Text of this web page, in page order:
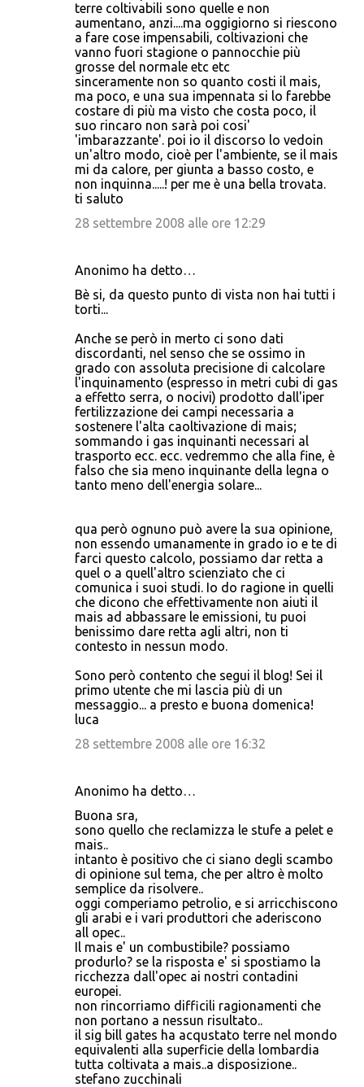
terre coltivabili sono quelle e non
aumentano, anzi....ma oggigiorno si riescono
a fare cose impensabili, coltivazioni che
vanno fuori stagione o pannocchie più
grosse del normale etc etc
sinceramente non so quanto costi il mais,
ma poco, e una sua impennata si lo farebbe
costare di più ma visto che costa poco, il
suo rincaro non sarà poi cosi'
'imbarazzante'. poi io il discorso lo vedoin
un'altro modo, cioè per l'ambiente, se il mais
mi da calore, per giunta a basso costo, e
non inquinna.....! per me è una bella trovata.
ti saluto
28 settembre 2008 alle ore 12:29
Anonimo ha detto…
Bè si, da questo punto di vista non hai tutti i
torti...
Anche se però in merto ci sono dati
discordanti, nel senso che se ossimo in
grado con assoluta precisione di calcolare
l'inquinamento (espresso in metri cubi di gas
a effetto serra, o nocivi) prodotto dall'iper
fertilizzazione dei campi necessaria a
sostenere l'alta caoltivazione di mais;
sommando i gas inquinanti necessari al
trasporto ecc. ecc. vedremmo che alla fine, è
falso che sia meno inquinante della legna o
tanto meno dell'energia solare...
qua però ognuno può avere la sua opinione,
non essendo umanamente in grado io e te di
farci questo calcolo, possiamo dar retta a
quel o a quell'altro scienziato che ci
comunica i suoi studi. Io do ragione in quelli
che dicono che effettivamente non aiuti il
mais ad abbassare le emissioni, tu puoi
benissimo dare retta agli altri, non ti
contesto in nessun modo.
Sono però contento che segui il blog! Sei il
primo utente che mi lascia più di un
messaggio... a presto e buona domenica!
luca
28 settembre 2008 alle ore 16:32
Anonimo ha detto…
Buona sra,
sono quello che reclamizza le stufe a pelet e
mais..
intanto è positivo che ci siano degli scambo
di opinione sul tema, che per altro è molto
semplice da risolvere..
oggi comperiamo petrolio, e si arricchiscono
gli arabi e i vari produttori che aderiscono
all opec..
Il mais e' un combustibile? possiamo
produrlo? se la risposta e' si spostiamo la
ricchezza dall'opec ai nostri contadini
europei.
non rincorriamo difficili ragionamenti che
non portano a nessun risultato..
il sig bill gates ha acqustato terre nel mondo
equivalenti alla superficie della lombardia
tutta coltivata a mais..a disposizione..
stefano zucchinali